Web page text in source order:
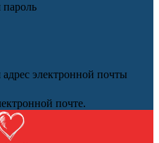
электронной почты
почте.